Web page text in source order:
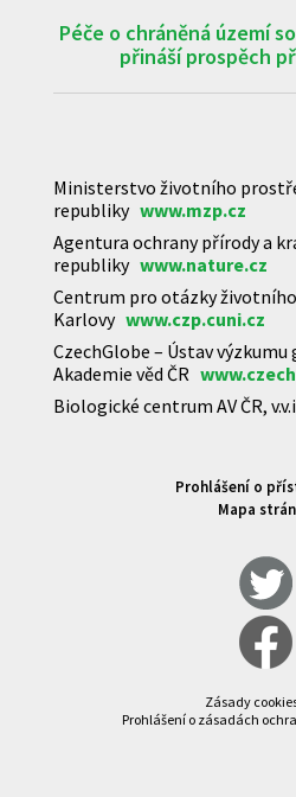
Péče o chráněná území
přináší prospěch
Ministerstvo životního
republiky www.mzp.cz
Agentura ochrany přírody a
republiky www.nature.cz
Centrum pro otázky
Karlovy www.czp.cuni.cz
CzechGlobe – Ústav
Akademie věd ČR
Biologické centrum AV ČR,
Prohlášení o
Mapa
Zásady
Prohlášení o zásadách